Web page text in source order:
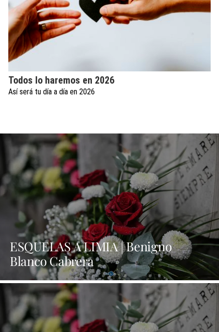
Todos lo haremos en 2026
Así será tu día a día en 2026
ESQUELAS A LIMIA | Benigno
Blanco Cabrera